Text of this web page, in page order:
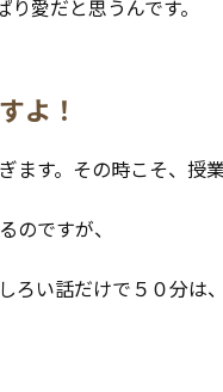
愛だと思うんです。
よ！
ます。その時こそ、授
のですが、
ろい話だけで５０分は